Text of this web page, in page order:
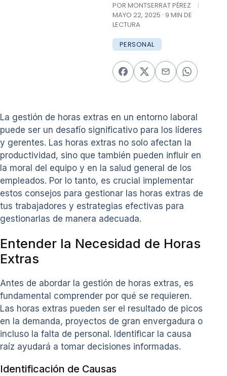
POR MONTSERRAT PÉREZ
|
MAYO 22, 2025 · 9 MIN DE
LECTURA
PERSONAL
La gestión de horas extras en un entorno laboral
puede ser un desafío significativo para los líderes
y gerentes. Las horas extras no solo afectan la
productividad, sino que también pueden influir en
la moral del equipo y en la salud general de los
empleados. Por lo tanto, es crucial implementar
estos consejos para gestionar las horas extras de
tus trabajadores y estrategias efectivas para
gestionarlas de manera adecuada.
Entender la Necesidad de Horas
Extras
Antes de abordar la gestión de horas extras, es
fundamental comprender por qué se requieren.
Las horas extras pueden ser el resultado de picos
en la demanda, proyectos de gran envergadura o
incluso la falta de personal. Identificar la causa
raíz ayudará a tomar decisiones informadas.
Identificación de Causas